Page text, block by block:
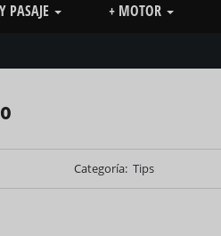
PASAJE + MOTOR
Categoría Tips